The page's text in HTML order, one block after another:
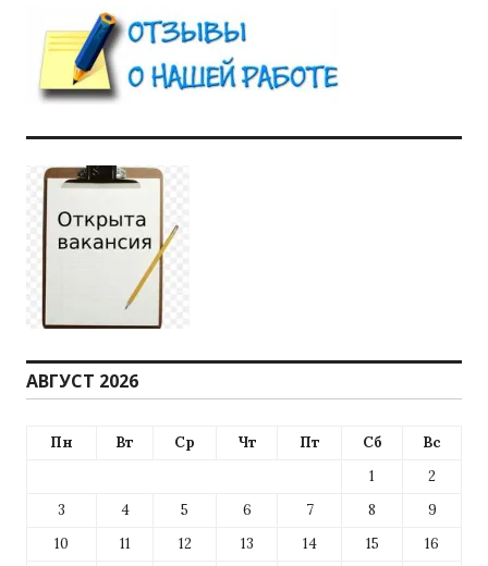
АВГУСТ 2026
Пн Вт Ср Чт Пт Сб
Вс
1
2
3
4 5 6 7 8
9
10
11 12 13 14 15
16